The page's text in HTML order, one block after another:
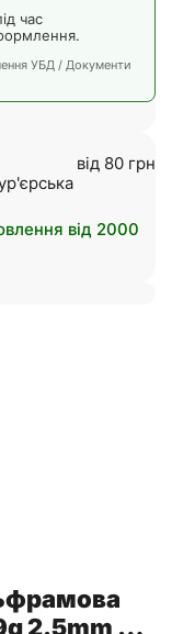
час
УБД / Документи
від 80 грн
від 2000
2.5mm Cu